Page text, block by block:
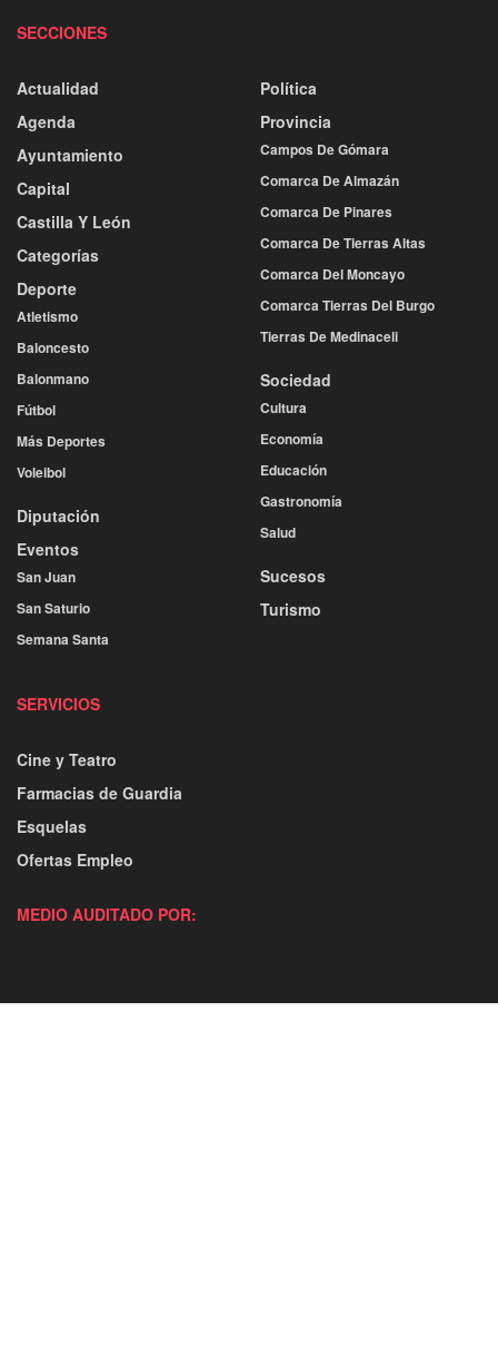
SECCIONES
Actualidad
Agenda
Ayuntamiento
Capital
Castilla Y León
Categorías
Deporte
Atletismo
Baloncesto
Balonmano
Fútbol
Más Deportes
Voleibol
Diputación
Eventos
San Juan
San Saturio
Semana Santa
Política
Provincia
Campos De Gómara
Comarca De Almazán
Comarca De Pinares
Comarca De Tierras Altas
Comarca Del Moncayo
Comarca Tierras Del Burgo
Tierras De Medinaceli
Sociedad
Cultura
Economía
Educación
Gastronomía
Salud
Sucesos
Turismo
SERVICIOS
Cine y Teatro
Farmacias de Guardia
Esquelas
Ofertas Empleo
MEDIO AUDITADO POR: